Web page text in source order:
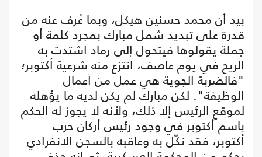
بيد أن محمد حسنين هيكل، وبما عُرف عنه من
قدرة على تبديد شمل مبارك بمجرد كلمة أو
جملة يقولوها فيتحول إلى رماد اشتدت به
الريح في يوم عاصف، انتزع منه شرعية أكتوبر؛
"فالضربة الجوية هي عمل من أعمال
الوظيفة". لكن مبارك لم يكن لديه ما يؤهله
لموقع الرئيس إلا ذلك، ولأنه لا يجوز له الحكم
باسم أكتوبر في وجود رئيس أركان حرب
أكتوبر، فقد نكّل به وعاقبه بالسجن الانفرادي